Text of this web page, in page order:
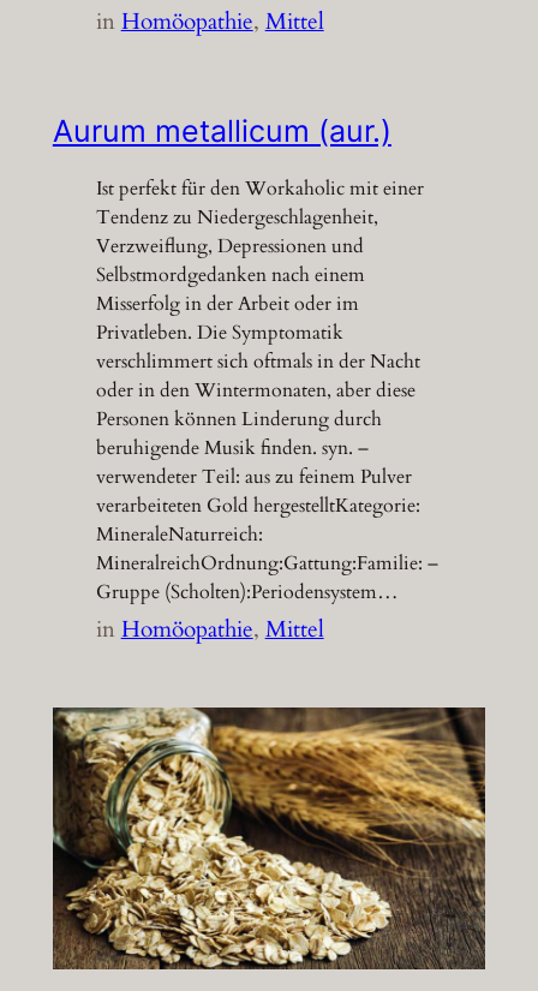
inHomöopathie, Mittel
Aurum metallicum (aur.)
Ist perfekt für den Workaholic mit einer
Tendenz zu Niedergeschlagenheit,
Verzweiflung, Depressionen und
Selbstmordgedanken nach einem
Misserfolg in der Arbeit oder im
Privatleben. Die Symptomatik
verschlimmert sich oftmals in der Nacht
oder in den Wintermonaten, aber diese
Personen können Linderung durch
beruhigende Musik finden. syn. –
verwendeter Teil: aus zu feinem Pulver
verarbeiteten Gold hergestelltKategorie:
MineraleNaturreich:
MineralreichOrdnung:Gattung:Familie: –
Gruppe (Scholten):Periodensystem…
inHomöopathie, Mittel